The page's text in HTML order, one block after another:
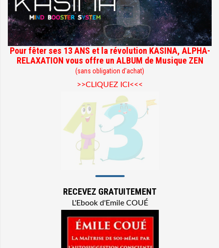
Pour fêter ses 13 ANS et la révolution KASINA, ALPHA-
RELAXATION vous offre un ALBUM de Musique ZEN
(sans obligation d'achat)
>>CLIQUEZ ICI<<<
RECEVEZ GRATUITEMENT
L'Ebook d'Emile COUÉ